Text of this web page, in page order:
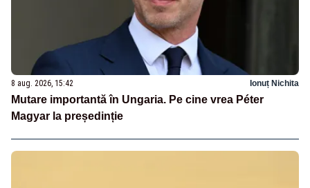
8 aug. 2026, 15:42 Ionuț Nichita
Mutare importantă în Ungaria. Pe cine vrea Péter
Magyar la președinție